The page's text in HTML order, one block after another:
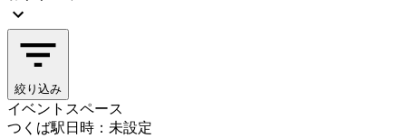
絞り込み
イベントスペース
つくば駅日時：未設定